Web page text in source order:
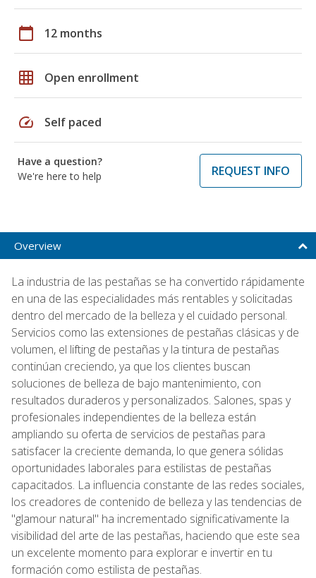
calendar_today 12 months
grid_on Open enrollment
speed Self paced
Have a question?
We're here to help
REQUEST INFO
Overview
La industria de las pestañas se ha convertido rápidamente
en una de las especialidades más rentables y solicitadas
dentro del mercado de la belleza y el cuidado personal.
Servicios como las extensiones de pestañas clásicas y de
volumen, el lifting de pestañas y la tintura de pestañas
continúan creciendo, ya que los clientes buscan
soluciones de belleza de bajo mantenimiento, con
resultados duraderos y personalizados. Salones, spas y
profesionales independientes de la belleza están
ampliando su oferta de servicios de pestañas para
satisfacer la creciente demanda, lo que genera sólidas
oportunidades laborales para estilistas de pestañas
capacitados. La influencia constante de las redes sociales,
los creadores de contenido de belleza y las tendencias de
"glamour natural" ha incrementado significativamente la
visibilidad del arte de las pestañas, haciendo que este sea
un excelente momento para explorar e invertir en tu
formación como estilista de pestañas.